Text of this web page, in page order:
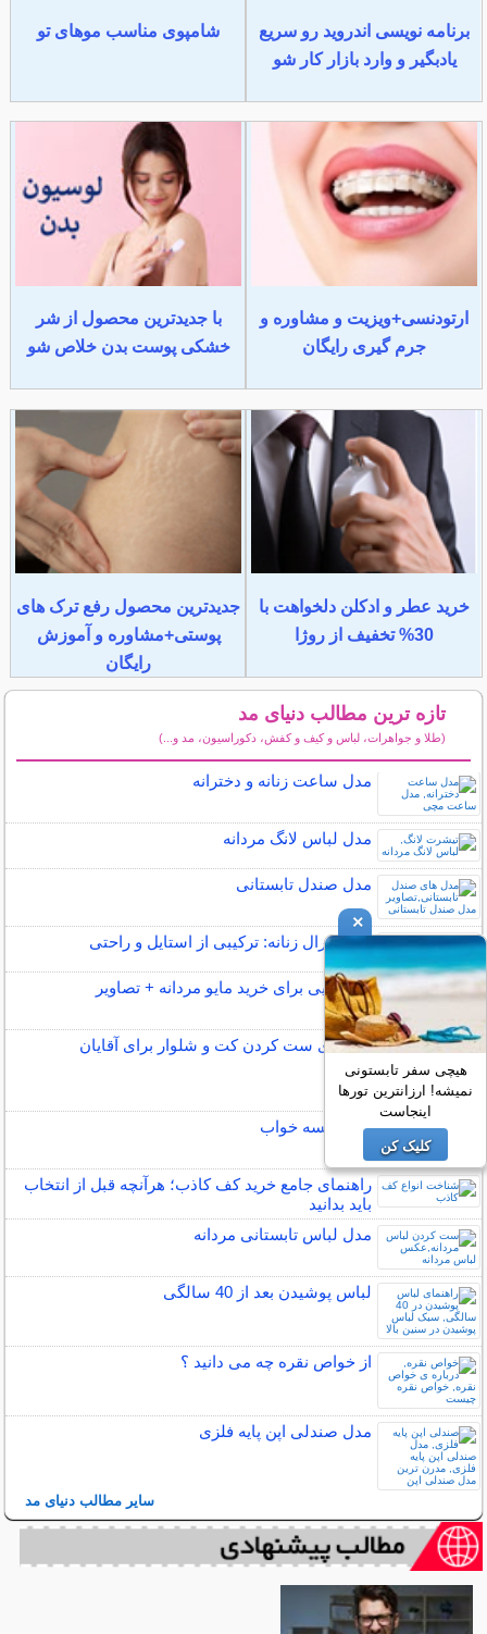
برنامه نویسی اندروید رو سریع
یادبگیر و وارد بازار کار شو
شامپوی مناسب موهای تو
ارتودنسی+ویزیت و مشاوره و
جرم گیری رایگان
با جدیدترین محصول از شر
خشکی پوست بدن خلاص شو
خرید عطر و ادکلن دلخواهت با
30% تخفیف از روژا
جدیدترین محصول رفع ترک های
پوستی+مشاوره و آموزش
رایگان
تازه ترین مطالب دنیای مد
(طلا و جواهرات، لباس و کیف و کفش، دکوراسیون، مد و...)
مدل ساعت زنانه و دخترانه
مدل لباس لانگ مردانه
مدل صندل تابستانی
مدل اورال زنانه: ترکیبی از استایل و راحتی
نکته هایی برای خرید مایو مردانه + تصاویر
راهنمای ست کردن کت و شلوار برای آقایان
مدل کیسه خواب
راهنمای جامع خرید کف کاذب؛ هرآنچه قبل از انتخاب
باید بدانید
مدل لباس تابستانی مردانه
لباس پوشیدن بعد از 40 سالگی
از خواص نقره چه می دانید ؟
مدل صندلی اپن پایه فلزی
سایر مطالب دنیای مد
×
هیچی سفر تابستونی
نمیشه! ارزانترین تورها
اینجاست
کلیک کن